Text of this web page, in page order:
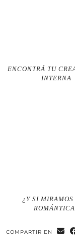
ENCONTRÁ TU
INTERNA
¿Y SI MIRAMOS
COMPARTIR EN